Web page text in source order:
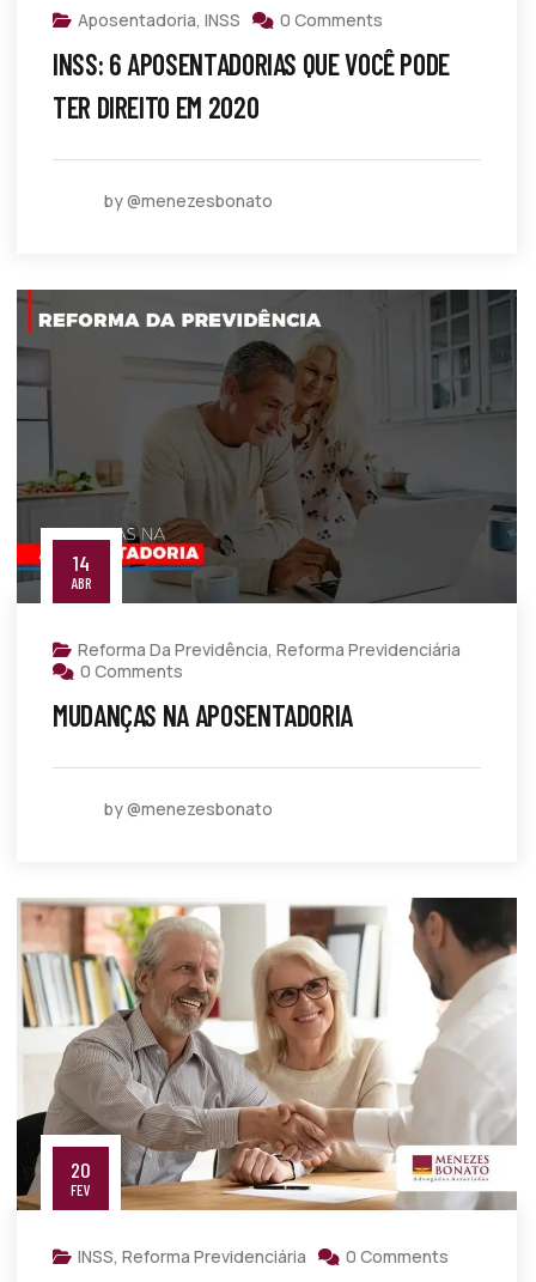
Aposentadoria, INSS 0 Comments
INSS: 6 APOSENTADORIAS QUE VOCÊ PODE
TER DIREITO EM 2020
by @menezesbonato
14
ABR
Reforma Da Previdência, Reforma Previdenciária
0 Comments
MUDANÇAS NA APOSENTADORIA
by @menezesbonato
20
FEV
INSS, Reforma Previdenciária 0 Comments